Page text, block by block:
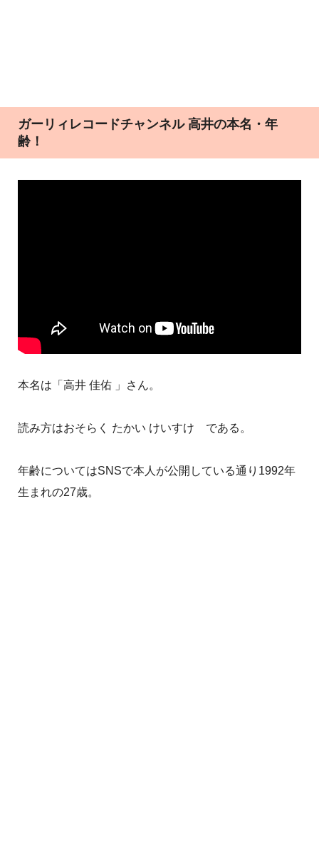
ガーリィレコードチャンネル 高井の本名・年
齢！
本名は「高井 佳佑 」さん。
読み方はおそらく たかい けいすけ である。
年齢についてはSNSで本人が公開している通り1992年
生まれの27歳。